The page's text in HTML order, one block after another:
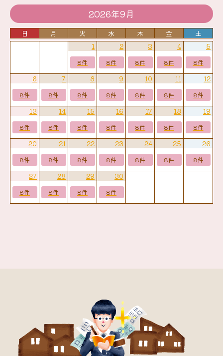
2026年9月
日 月 火 水 木 金
土
1
8件
2
8件
3
8件
4
8件
5
8件
6
8件
7
8件
8
8件
9
8件
10
8件
11
8件
12
8件
13
8件
14
8件
15
8件
16
8件
17
8件
18
8件
19
8件
20
8件
21
8件
22
8件
23
8件
24
8件
25
8件
26
8件
27
8件
28
8件
29
8件
30
8件